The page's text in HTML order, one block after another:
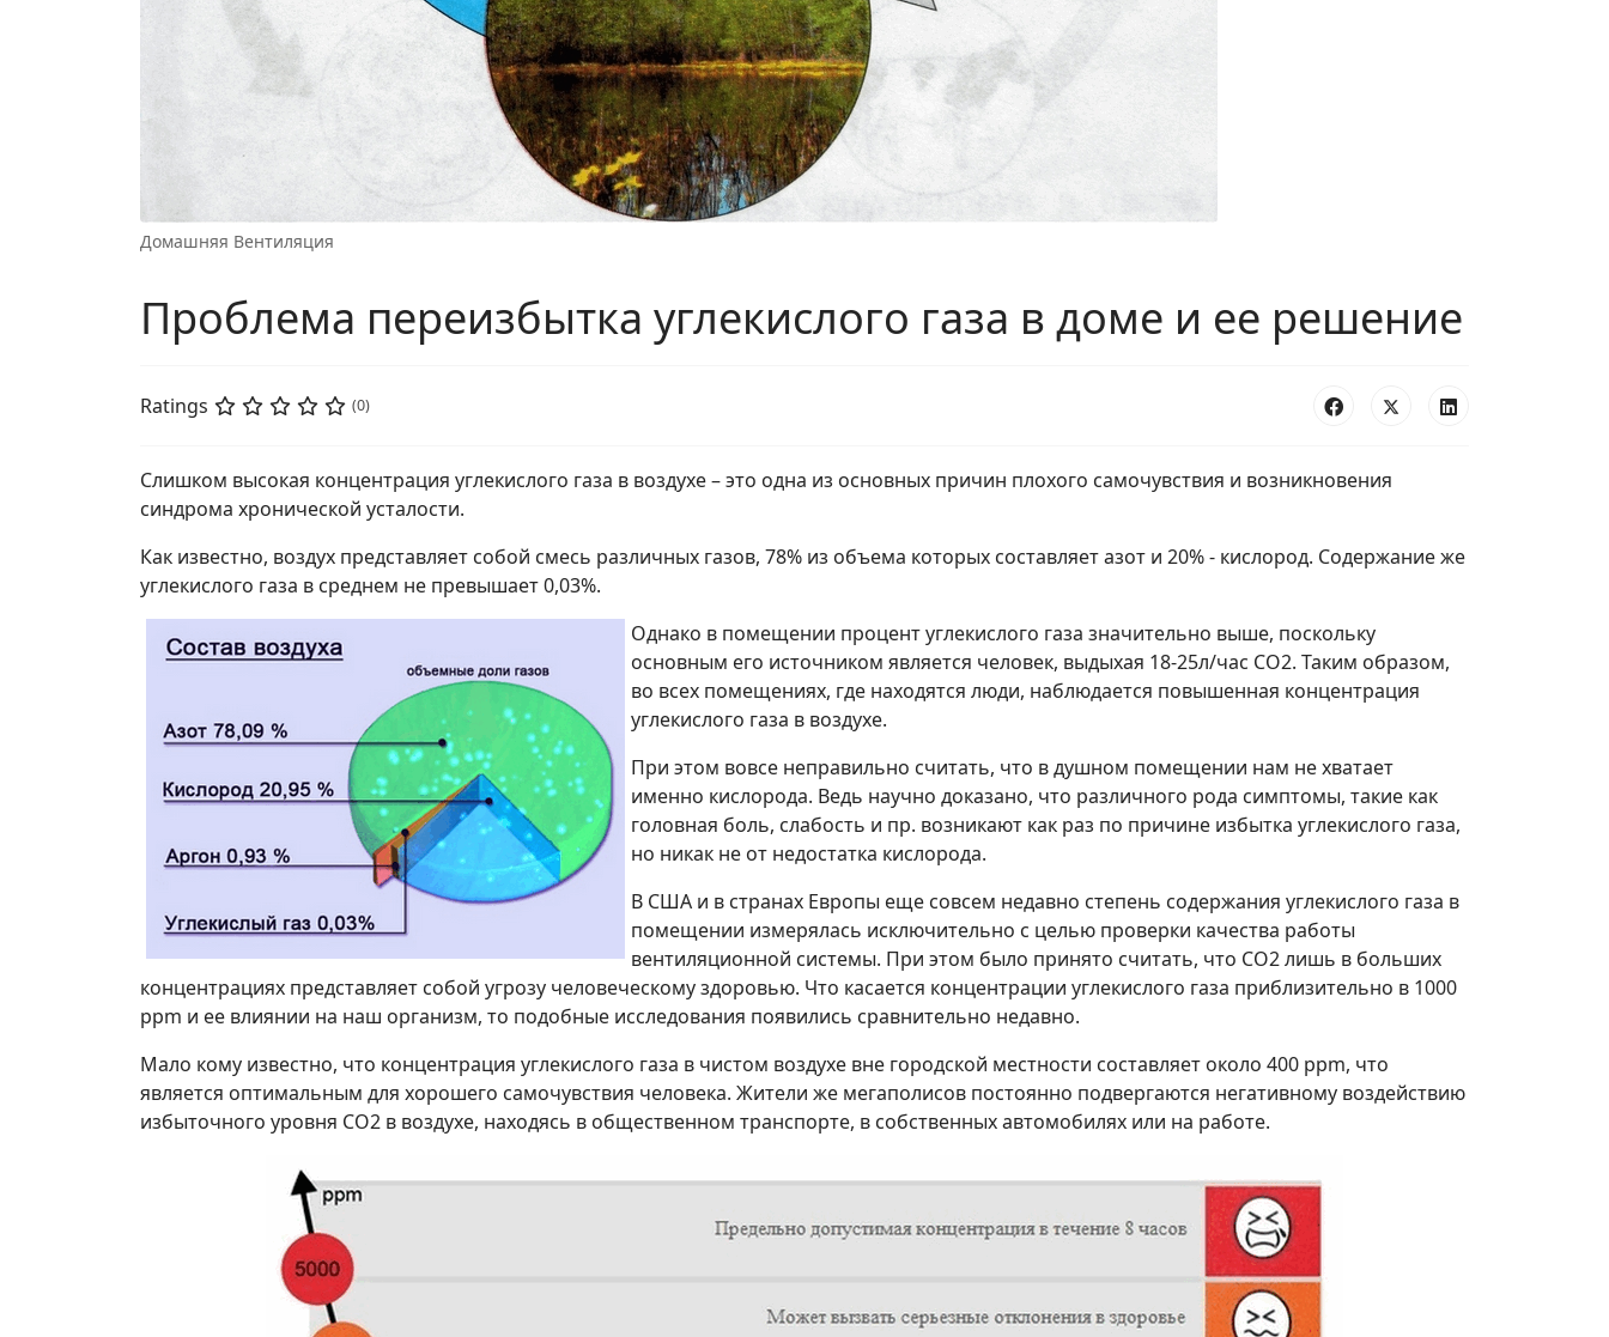
Домашняя Вентиляция
Проблема переизбытка углекислого газа в доме и ее решение
Ratings (0)
Слишком высокая концентрация углекислого газа в воздухе – это одна из основных причин плохого самочувствия и возникновения
синдрома хронической усталости.
Как известно, воздух представляет собой смесь различных газов, 78% из объема которых составляет азот и 20% - кислород. Содержание же
углекислого газа в среднем не превышает 0,03%.
Однако в помещении процент углекислого газа значительно выше, поскольку
основным его источником является человек, выдыхая 18-25л/час СО2. Таким образом,
во всех помещениях, где находятся люди, наблюдается повышенная концентрация
углекислого газа в воздухе.
При этом вовсе неправильно считать, что в душном помещении нам не хватает
именно кислорода. Ведь научно доказано, что различного рода симптомы, такие как
головная боль, слабость и пр. возникают как раз по причине избытка углекислого газа,
но никак не от недостатка кислорода.
В США и в странах Европы еще совсем недавно степень содержания углекислого газа в
помещении измерялась исключительно с целью проверки качества работы
вентиляционной системы. При этом было принято считать, что СО2 лишь в больших
концентрациях представляет собой угрозу человеческому здоровью. Что касается концентрации углекислого газа приблизительно в 1000
ppm и ее влиянии на наш организм, то подобные исследования появились сравнительно недавно.
Мало кому известно, что концентрация углекислого газа в чистом воздухе вне городской местности составляет около 400 ppm, что
является оптимальным для хорошего самочувствия человека. Жители же мегаполисов постоянно подвергаются негативному воздействию
избыточного уровня СО2 в воздухе, находясь в общественном транспорте, в собственных автомобилях или на работе.